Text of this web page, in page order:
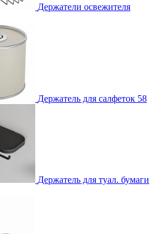
Держатели освежителя
Держатель для салфеток 58
Держатель для туал. бумаги